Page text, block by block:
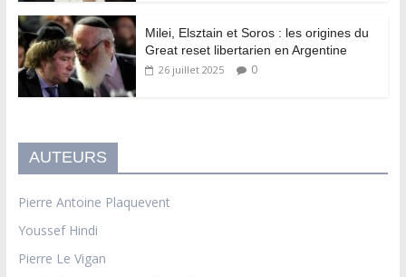
Milei, Elsztain et Soros : les origines du
Great reset libertarien en Argentine
26 juillet 2025 0
AUTEURS
Pierre Antoine Plaquevent
Youssef Hindi
Pierre Le Vigan